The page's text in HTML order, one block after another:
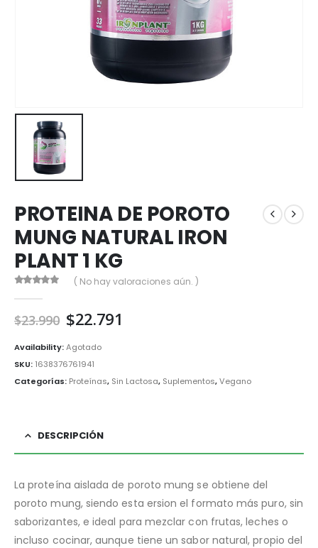
PROTEINA DE POROTO
MUNG NATURAL IRON
PLANT 1 KG
( No hay valoraciones aún. )
$23.990 El
precio
original
era:
$23.990.
$22.791
$22.791.
Availability:Agotado
SKU: 1638376761941
Categorías: Proteínas, Sin Lactosa, Suplementos,Vegano
DESCRIPCIÓN
La proteína aislada de poroto mung se obtiene del
poroto mung, siendo esta ersion el formato más puro, sin
saborizantes, e ideal para mezclar con frutas, leches o
incluso cocinar, aunque tiene un sabor natural, propio del